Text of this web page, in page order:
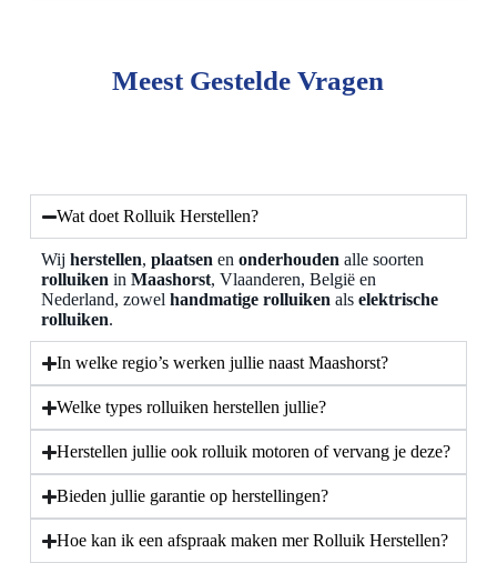
Meest Gestelde Vragen
Wat doet Rolluik Herstellen?
Wij herstellen, plaatsen en onderhouden alle soorten
rolluiken in Maashorst, Vlaanderen, België en
Nederland, zowel handmatige rolluiken als elektrische
rolluiken.
In welke regio’s werken jullie naast Maashorst?
Welke types rolluiken herstellen jullie?
Herstellen jullie ook rolluik motoren of vervang je deze?
Bieden jullie garantie op herstellingen?
Hoe kan ik een afspraak maken mer Rolluik Herstellen?